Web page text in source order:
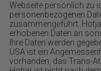
Webseite persönlich zu
personenbezogenen
zusammengeführt.
erhobenen Daten an
Ihre Daten werden
USA ist ein
vorhanden, das Trans-